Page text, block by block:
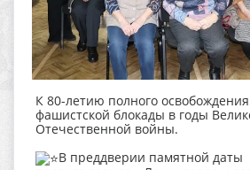
К 80-летию полного
фашистской блокады в годы
Отечественной войны.
В преддверии памятной